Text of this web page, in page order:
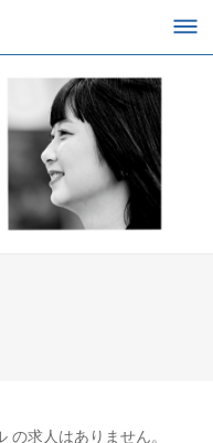
の求人はありません。